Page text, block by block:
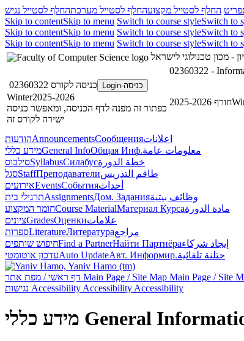
החלף לסטייל מקצועהחלף לסטייל מערכתהחלף לסטייל נגיש
Skip to contentSkip to menu Switch to course styleSwitch to
Skip to contentSkip to menu Switch to course styleSwitch to
Skip to contentSkip to menu Switch to course styleSwitch to
02360322 -
כניסה-Login
כניסה לקורס 02360322
Winter2025-2026
כפתור זה מפנה לדף הכניסה, ומאפשר כניסה
ישירה לקורס זה
חורף 2025-2026
הודעותAnnouncementsСообщенияاعلانات
מידע כלליGeneral InfoОбщая Инф.معلومات عامة
סילבוסSyllabusСилабусخطة الدورة
סגלStaffПреподавателиطاقم التدريس
אירועיםEventsСобытияأحداث
תרגילי ביתAssignmentsДом. Заданияوظائف بيتية
חומר המקצועCourse MaterialМатериал Курсаمادة الدورة
ציוניםGradesОценкиعلامات
ספרותLiteratureЛитератураمراجع
חיפוש שותפיםFind a PartnerНайти Партнёраإيجاد شركاء
עדכון אוטומטיAuto UpdateАвт. Информир.حتلنة تلقائية
Main Page / Site Map Main Page / Site
Accessibility Accessibility Accessibility
מידע כללי General